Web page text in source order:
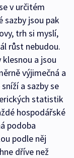
v určitém
sazby jsou pak
trh si myslí,
růst nebudou.
klesnou a jsou
výjimečná a
a sazby se
statistik
hospodářské
podoba
podle něj
dříve než